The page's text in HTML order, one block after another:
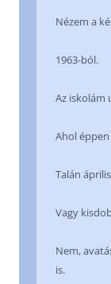
Nézem a
1963-ból.
Az iskolám
Ahol
Talán
Vagy
Nem,
is.